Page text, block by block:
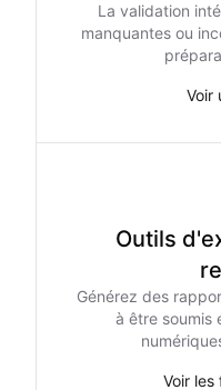
La validation
manquantes ou
Voir
Outils
Générez des
à être soumis
Voir les